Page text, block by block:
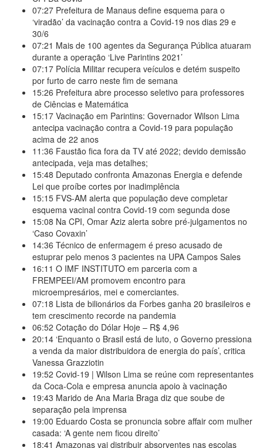
07:27 Prefeitura de Manaus define esquema para o
‘viradão’ da vacinação contra a Covid-19 nos dias 29 e
30/6
07:21 Mais de 100 agentes da Segurança Pública atuaram
durante a operação ‘Live Parintins 2021’
07:17 Polícia Militar recupera veículos e detém suspeito
por furto de carro neste fim de semana
15:26 Prefeitura abre processo seletivo para professores
de Ciências e Matemática
15:17 Vacinação em Parintins: Governador Wilson Lima
antecipa vacinação contra a Covid-19 para população
acima de 22 anos
11:36 Faustão fica fora da TV até 2022; devido demissão
antecipada, veja mas detalhes;
15:48 Deputado confronta Amazonas Energia e defende
Lei que proíbe cortes por inadimplência
15:15 FVS-AM alerta que população deve completar
esquema vacinal contra Covid-19 com segunda dose
15:08 Na CPI, Omar Aziz alerta sobre pré-julgamentos no
‘Caso Covaxin’
14:36 Técnico de enfermagem é preso acusado de
estuprar pelo menos 3 pacientes na UPA Campos Sales
16:11 O IMF INSTITUTO em parceria com a
FREMPEEI/AM promovem encontro para
microempresários, mei e comerciantes.
07:18 Lista de bilionários da Forbes ganha 20 brasileiros e
tem crescimento recorde na pandemia
06:52 Cotação do Dólar Hoje – R$ 4,96
20:14 ‘Enquanto o Brasil está de luto, o Governo pressiona
a venda da maior distribuidora de energia do país’, critica
Vanessa Grazziotin
19:52 Covid-19 | Wilson Lima se reúne com representantes
da Coca-Cola e empresa anuncia apoio à vacinação
19:43 Marido de Ana Maria Braga diz que soube de
separação pela imprensa
19:00 Eduardo Costa se pronuncia sobre affair com mulher
casada: ‘A gente nem ficou direito’
18:41 Amazonas vai distribuir absorventes nas escolas